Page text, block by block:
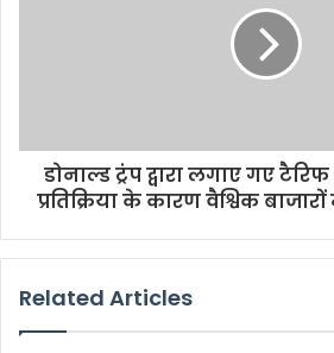
डोनाल्ड ट्रंप द्वारा लगाए गए
प्रतिक्रिया के कारण वैश्विक
Related Articles